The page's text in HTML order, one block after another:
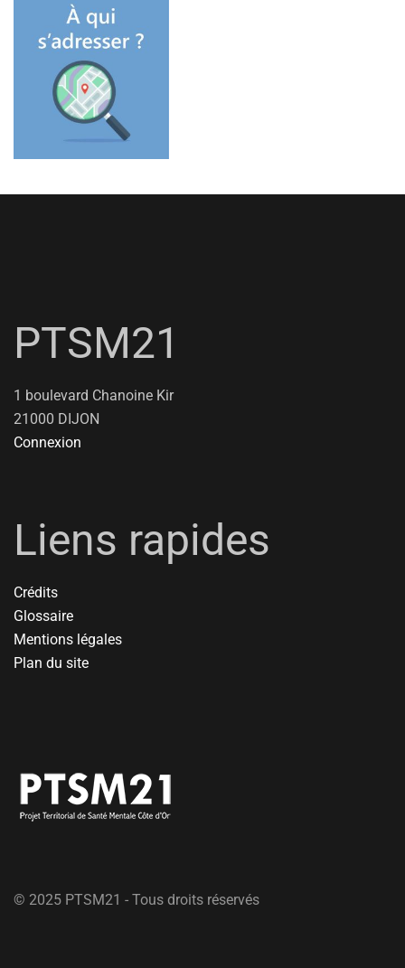
PTSM21
1 boulevard Chanoine Kir
21000 DIJON
Connexion
Liens rapides
Crédits
Glossaire
Mentions légales
Plan du site
© 2025 PTSM21 - Tous droits réservés